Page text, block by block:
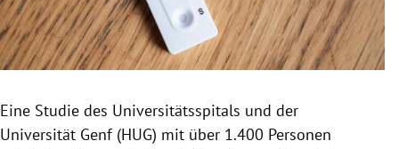
Untermenü
Untermenü
Untermenü
Eine Studie des Universitätsspitals und der
Universität Genf (HUG) mit über 1.400 Personen